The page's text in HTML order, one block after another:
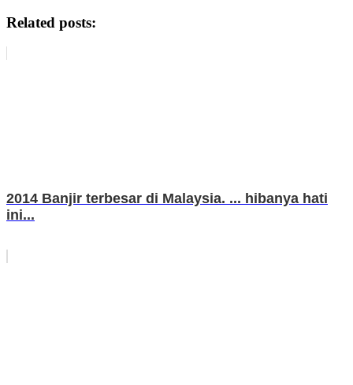
Related posts:
2014 Banjir terbesar di Malaysia. ... hibanya hati
ini...